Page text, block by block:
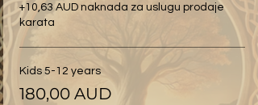
+10,63 AUD naknada za uslugu prodaje
karata
Kids 5-12 years
180,00 AUD